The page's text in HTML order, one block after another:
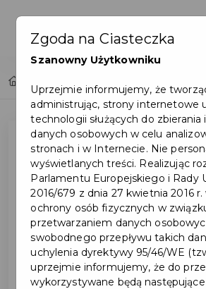
Zgoda na Ciasteczka
Szanowny Użytkowniku
Uprzejmie informujemy, że
administrując, strony internetowe
technologii służących do zbierania
danych osobowych w celu
stronach i w Internecie. Nie
wyświetlanych treści. Realizując
Parlamentu Europejskiego i Rady
2016/679 z dnia 27 kwietnia 2016 r.
ochrony osób fizycznych w
przetwarzaniem danych
swobodnego przepływu takich
uchylenia dyrektywy 95/46/WE
uprzejmie informujemy, że do
wykorzystywane będą